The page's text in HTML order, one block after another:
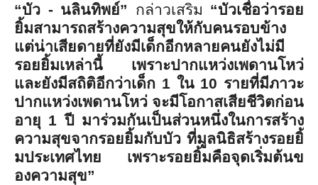
“บัว - นลินทิพย์” กล่าวเสริม “บัวเชื่อว่ารอย
ยิ้มสามารถสร้างความสุขให้กับคนรอบข้าง
แต่น่าเสียดายที่ยังมีเด็กอีกหลายคนยังไม่มี
รอยยิ้มเหล่านี้ เพราะปากแหว่งเพดานโหว่
และยังมีสถิติอีกว่าเด็ก 1 ใน 10 รายที่มีภาวะ
ปากแหว่งเพดานโหว่ จะมีโอกาสเสียชีวิตก่อน
อายุ 1 ปี มาร่วมกันเป็นส่วนหนึ่งในการสร้าง
ความสุขจากรอยยิ้มกับบัว ที่มูลนิธิสร้างรอยยิ้
มประเทศไทย
เพราะรอยยิ้มคือจุดเริ่มต้นข
องความสุข”